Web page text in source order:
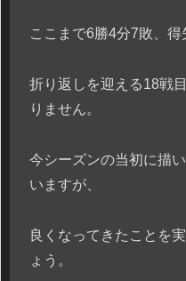
ここまで6勝4分7敗、得
折り返しを迎える18戦
りません。
今シーズンの当初に描
いますが、
良くなってきたことを
ょう。